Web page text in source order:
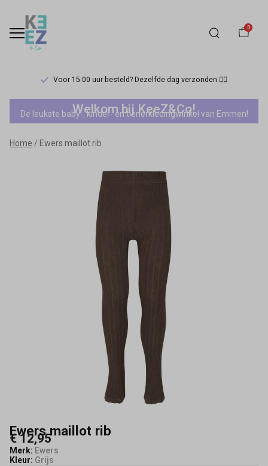
0
Voor 15:00 uur besteld? Dezelfde dag verzonden 🏃‍♀️
Ewers
maillot
rib
Keez&Co
Welkom bij KeeZ&Co!
De leukste baby-, kinder- en tienerkledingwinkel van Emmen!
Home Ewers maillot rib
Ewers maillot rib
€ 12,95
Merk: Ewers
Kleur: Grijs